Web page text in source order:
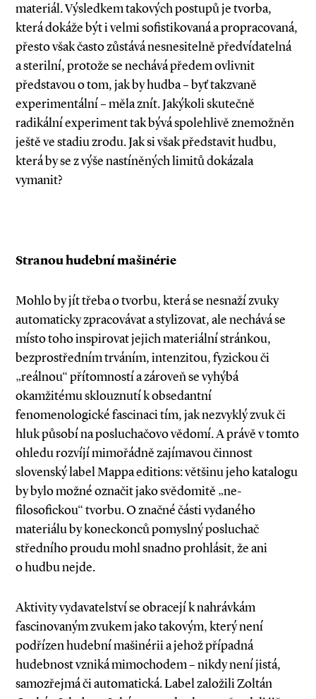
materiál. Výsledkem takových postupů je tvorba,
která dokáže být i velmi sofistikovaná a propracovaná,
přesto však často zůstává nesnesitelně předvídatelná
a sterilní, protože se nechává předem ovlivnit
představou o tom, jak by hudba – byť takzvaně
experimentální – měla znít. Jakýkoli skutečně
radikální experiment tak bývá spolehlivě znemožněn
ještě ve stadiu zrodu. Jak si však představit hudbu,
která by se z výše nastíněných limitů dokázala
vymanit?
Stranou hudební mašinérie
Mohlo by jít třeba o tvorbu, která se nesnaží zvuky
automaticky zpracovávat a stylizovat, ale nechává se
místo toho inspirovat jejich materiální stránkou,
bezprostředním trváním, intenzitou, fyzickou či
„reálnou“ přítomností a zároveň se vyhýbá
okamžitému sklouznutí k obsedantní
fenomenologické fascinaci tím, jak nezvyklý zvuk či
hluk působí na posluchačovo vědomí. A právě v tomto
ohledu rozvíjí mimořádně zajímavou činnost
slovenský label Mappa editions: většinu jeho katalogu
by bylo možné označit jako svědomitě „ne­-
filosofickou“ tvorbu. O značné části vydaného
materiálu by koneckonců pomyslný posluchač
středního proudu mohl snadno prohlásit, že ani
o hudbu nejde.
Aktivity vydavatelství se obracejí k nahrávkám
fascinovaným zvukem jako takovým, který není
podřízen hudební mašinérii a jehož případná
hudebnost vzniká mimochodem – nikdy není jistá,
samozřejmá či automatická. Label založili Zoltán